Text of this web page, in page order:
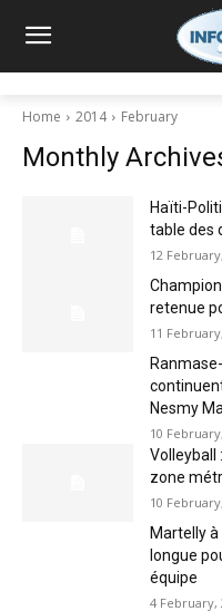
Home 2014 February
Monthly
Haïti-
table des
12
retenue
11
Nesmy
10
Volleyball
zone
10
Martelly
longue
équipe
4 February,